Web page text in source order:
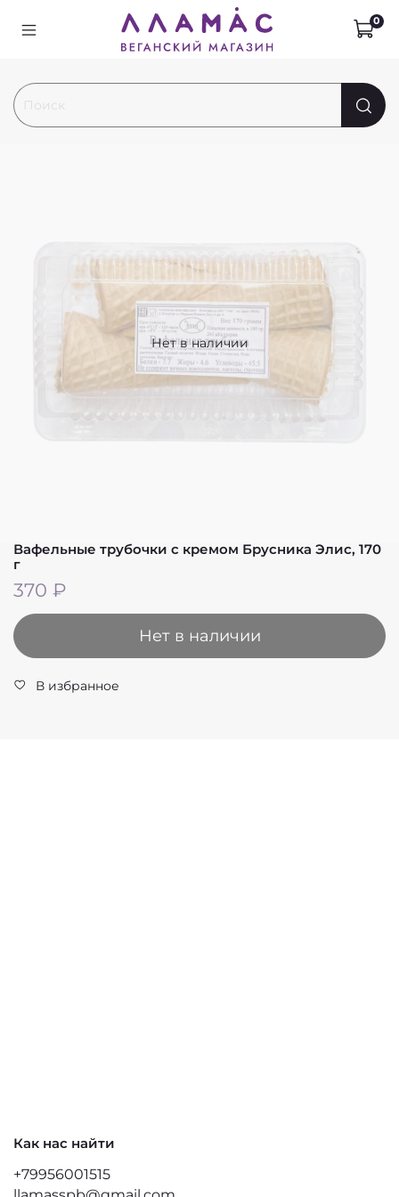
0
Нет в наличии
Вафельные трубочки с кремом Брусника Элис, 170
г
370 ₽
Нет в наличии
В избранное
Как нас найти
+79956001515